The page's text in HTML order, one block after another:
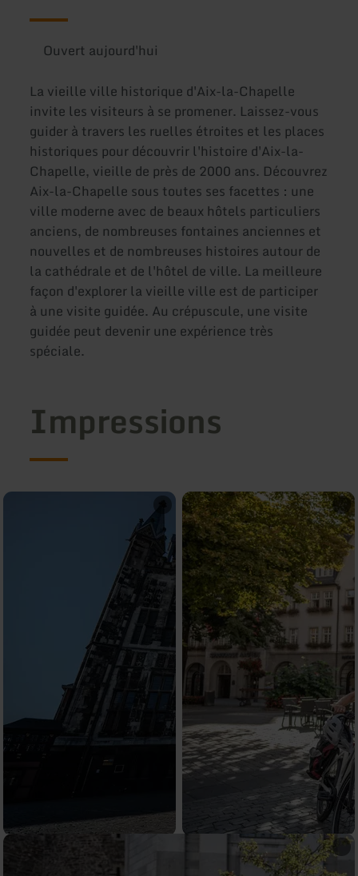
Ouvert aujourd'hui
La vieille ville historique d'Aix-la-Chapelle
invite les visiteurs à se promener. Laissez-vous
guider à travers les ruelles étroites et les places
historiques pour découvrir l'histoire d'Aix-la-
Chapelle, vieille de près de 2000 ans. Découvrez
Aix-la-Chapelle sous toutes ses facettes : une
ville moderne avec de beaux hôtels particuliers
anciens, de nombreuses fontaines anciennes et
nouvelles et de nombreuses histoires autour de
la cathédrale et de l'hôtel de ville. La meilleure
façon d'explorer la vieille ville est de participer
à une visite guidée. Au crépuscule, une visite
guidée peut devenir une expérience très
spéciale.
Impressions